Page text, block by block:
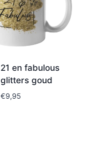
21 en fabulous
glitters goud
€9,95